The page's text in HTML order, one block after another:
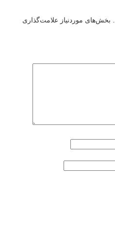
بخش‌های موردنیاز علامت‌گذاری